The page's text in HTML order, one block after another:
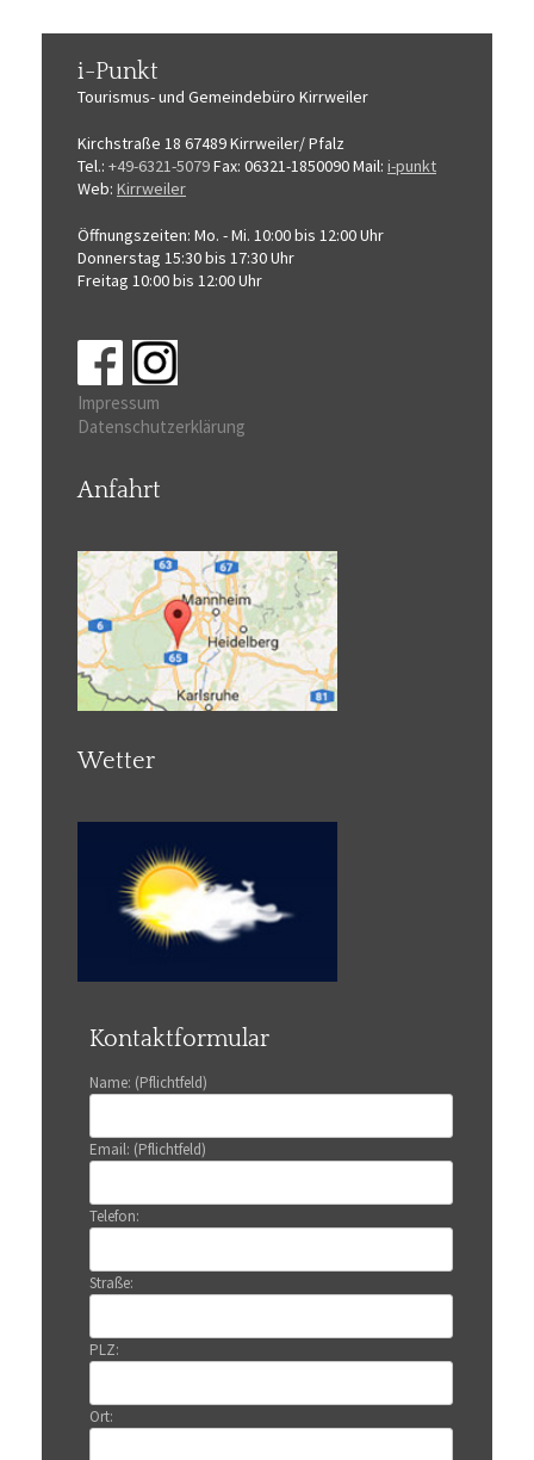
i-Punkt
Tourismus-und Gemeindebüro Kirrweiler
Kirchstraße 18 67489 Kirrweiler/ Pfalz
Tel.: +49-6321-5079Fax: 06321-1850090Mail: i-punkt
Web: Kirrweiler
Öffnungszeiten: Mo. - Mi. 10:00 bis 12:00 Uhr
Donnerstag 15:30 bis 17:30 Uhr
Freitag 10:00 bis 12:00 Uhr
Impressum
Datenschutzerklärung
Anfahrt
Wetter
Kontaktformular
Name: (Pflichtfeld)
Email: (Pflichtfeld)
Telefon:
Straße:
PLZ:
Ort: